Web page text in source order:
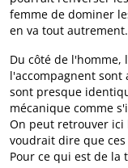
femme de dominer
en va tout autrement.
Du côté de
l'accompagnent
sont presque
mécanique comme
On peut retrouver ici
voudrait dire que
Pour ce qui est de la